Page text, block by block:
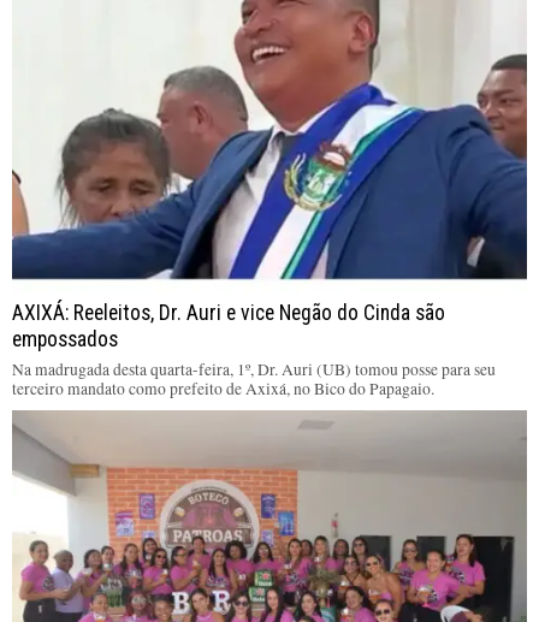
AXIXÁ: Reeleitos, Dr. Auri e vice Negão do Cinda são
empossados
Na madrugada desta quarta-feira, 1º, Dr. Auri (UB) tomou posse para seu
terceiro mandato como prefeito de Axixá, no Bico do Papagaio.